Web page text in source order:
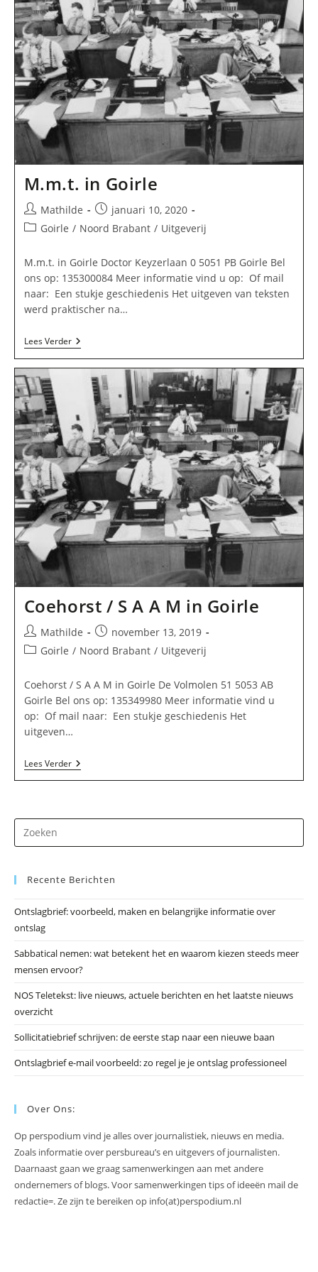
M.m.t. in Goirle
Bericht
auteur:
Mathilde
Bericht
gepubliceerd
januari 10, 2020
Berichtcategorie:
Goirle / Noord Brabant / Uitgeverij
M.m.t. in Goirle Doctor Keyzerlaan 0 5051 PB Goirle Bel
ons op: 135300084 Meer informatie vind u op: Of mail
naar: Een stukje geschiedenis Het uitgeven van teksten
werd praktischer na…
Lees VerderM.m.t.
In
Coehorst / S A A M in Goirle
Bericht
auteur:
Mathilde
Bericht
gepubliceerd
november 13, 2019
Berichtcategorie:
Goirle / Noord Brabant / Uitgeverij
Coehorst / S A A M in Goirle De Volmolen 51 5053 AB
Goirle Bel ons op: 135349980 Meer informatie vind u
op: Of mail naar: Een stukje geschiedenis Het
uitgeven…
Lees VerderCoehorst
/
M
op
Recente Berichten
Ontslagbrief: voorbeeld, maken en belangrijke informatie over
ontslag
Sabbatical nemen: wat betekent het en waarom kiezen steeds meer
mensen ervoor?
NOS Teletekst: live nieuws, actuele berichten en het laatste nieuws
overzicht
Sollicitatiebrief schrijven: de eerste stap naar een nieuwe baan
Ontslagbrief e-mail voorbeeld: zo regel je je ontslag professioneel
Over Ons:
Op perspodium vind je alles over journalistiek, nieuws en media.
Zoals informatie over persbureau’s en uitgevers of journalisten.
Daarnaast gaan we graag samenwerkingen aan met andere
ondernemers of blogs. Voor samenwerkingen tips of ideeën mail de
redactie=. Ze zijn te bereiken op info(at)perspodium.nl